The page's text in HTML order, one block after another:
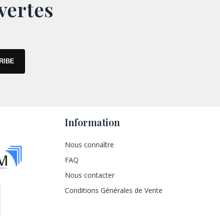
Information
Nous connaître
FAQ
Nous contacter
Conditions Générales de Vente